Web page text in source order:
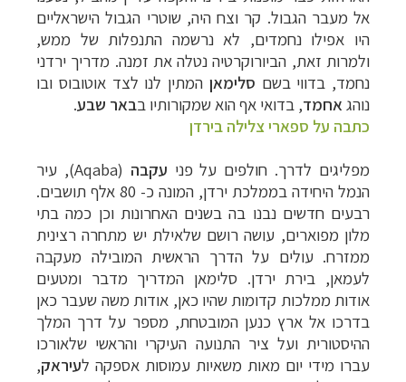
אל מעבר הגבול. קר וצח היה, שוטרי הגבול הישראליים
היו אפילו נחמדים, לא נרשמה התנפלות של ממש,
ולמרות זאת, הביורוקרטיה נטלה את זמנה. מדריך ירדני
נחמד, בדווי בשם סלימאן המתין לנו לצד אוטובוס ובו
נוהג אחמד, בדואי אף הוא שמקורותיו בבאר שבע.
כתבה על ספארי צלילה בירדן
מפליגים לדרך. חולפים על פני עקבה
(Aqaba), עיר
הנמל היחידה בממלכת ירדן, המונה כ- 80 אלף תושבים.
רבעים חדשים נבנו בה בשנים האחרונות וכן כמה בתי
מלון מפוארים, עושה רושם שלאילת יש מתחרה רצינית
ממזרח. עולים על הדרך הראשית המובילה מעקבה
לעמאן, בירת ירדן. סלימאן המדריך מדבר ומטעים
אודות ממלכות קדומות שהיו כאן, אודות משה שעבר כאן
בדרכו אל ארץ כנען המובטחת, מספר על דרך המלך
ההיסטורית ועל ציר התנועה העיקרי והראשי שלאורכו
עברו מידי יום מאות משאיות עמוסות אספקה לעיראק,